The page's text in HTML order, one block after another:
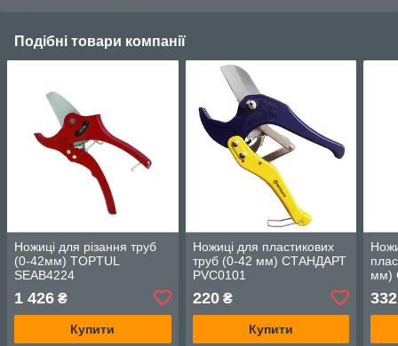
Подібні товари компанії
Ножиці для різання труб
(0-42мм) TOPTUL
SEAB4224
1 426 ₴
Купити
Ножиці для пластикових
труб (0-42 мм) СТАНДАРТ
PVC0101
220₴
Купити
мм)
332